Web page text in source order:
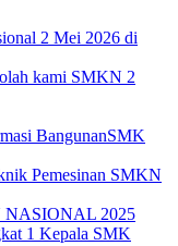
2 Mei 2026 di
kami SMKN 2
BangunanSMK
Pemesinan SMKN
2025
1 Kepala SMK